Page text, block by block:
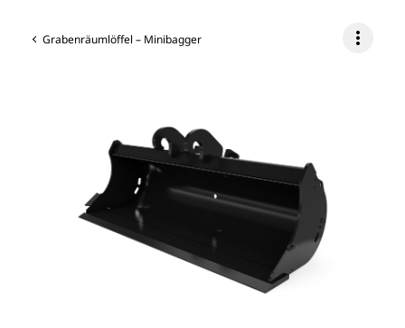
Grabenräumlöffel – Minibagger more_vert